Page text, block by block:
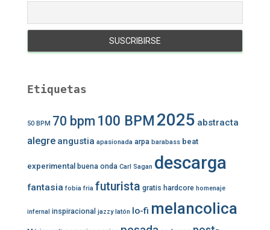
Etiquetas
50 BPM 70 bpm 100 BPM 2025 abstracta
alegre angustia apasionada arpa barabass beat
experimental buena onda Carl Sagan descarga
fantasia fobia fria futurista gratis hardcore homenaje
infernal inspiracional jazzy latón lo-fi melancolica